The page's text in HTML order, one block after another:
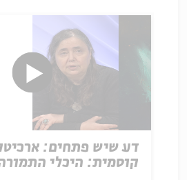
דע שיש פתחים:
קוסמית: היכלי